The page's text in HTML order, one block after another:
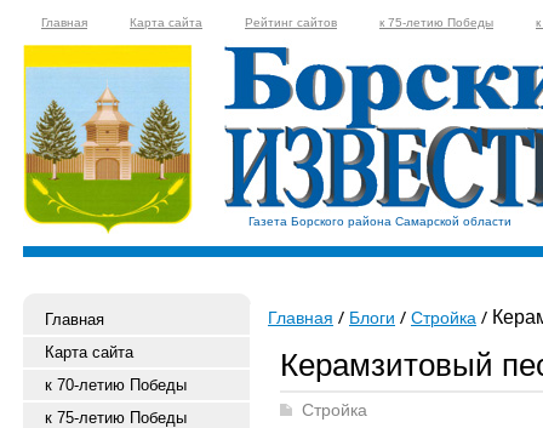
Главная Карта сайта Рейтинг сайтов к 75-летию Победы
Газета Борского района Самарской области
Главная
Карта сайта
к 70-летию Победы
к 75-летию Победы
Главная Блоги Стройка
Керамзитовый
Стройка